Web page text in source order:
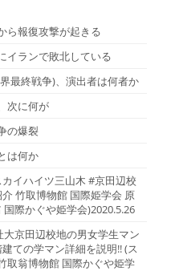
ら報復攻撃が起きる
イランで敗北している
最終戦争)、演出者は何者か
次に何が
の爆裂
は何か
イハイツ三山木 #京田辺校
竹取博物館 国際姫学会 原
際かぐや姫学会)2020.5.26
京田辺校地の男女学生マン
ての学マン詳細を説明!! (ス
取翁博物館 国際かぐや姫学